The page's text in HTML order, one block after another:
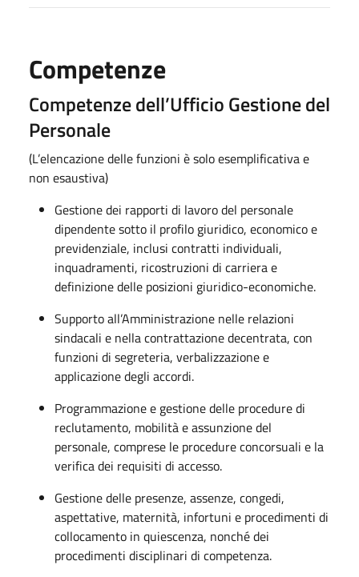
Competenze
Competenze dell’Ufficio Gestione del
Personale
(L’elencazione delle funzioni è solo esemplificativa e
non esaustiva)
Gestione dei rapporti di lavoro del personale
dipendente sotto il profilo giuridico, economico e
previdenziale, inclusi contratti individuali,
inquadramenti, ricostruzioni di carriera e
definizione delle posizioni giuridico-economiche.
Supporto all’Amministrazione nelle relazioni
sindacali e nella contrattazione decentrata, con
funzioni di segreteria, verbalizzazione e
applicazione degli accordi.
Programmazione e gestione delle procedure di
reclutamento, mobilità e assunzione del
personale, comprese le procedure concorsuali e la
verifica dei requisiti di accesso.
Gestione delle presenze, assenze, congedi,
aspettative, maternità, infortuni e procedimenti di
collocamento in quiescenza, nonché dei
procedimenti disciplinari di competenza.